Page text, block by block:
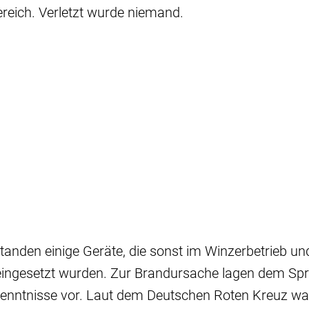
Verletzt wurde niemand.
einige Geräte, die sonst im Winzerbetrieb
wurden. Zur Brandursache lagen dem
vor. Laut dem Deutschen Roten Kreuz